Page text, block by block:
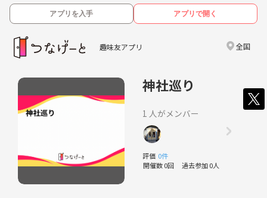
アプリを入手 アプリで開く
趣味友アプリ 全国
神社巡り
1 人がメンバー
評価 0件
開催数 0回 過去参加 0人